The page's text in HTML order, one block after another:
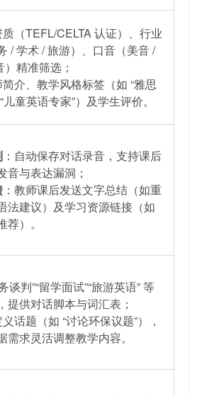
（TEFL/CELTA 认证）、行业
/ 学术 / 旅游）、口音（美音 /
精准筛选；
介、教学风格标签（如 “雅思
儿童英语专家”）及学生评价。
：自动保存对话录音，支持课后
音与表达漏洞；
：教师课后发送文字总结（如重
法建议）及学习资源链接（如
）。
谈判”“留学面试”“旅游英语” 等
提供对话脚本与词汇表；
话题（如 “讨论环保议题”），
需求灵活调整教学内容。